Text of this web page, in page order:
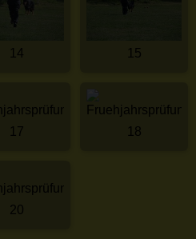
14 15
17 18
20